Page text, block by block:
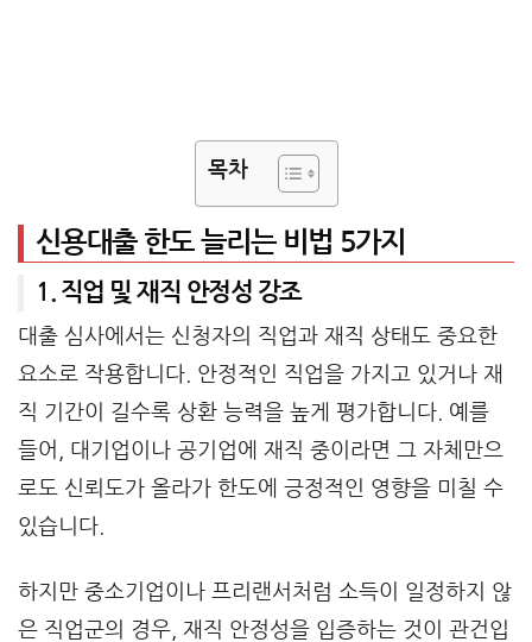
목차
신용대출 한도 늘리는 비법 5가지
1. 직업 및 재직 안정성 강조
대출 심사에서는 신청자의 직업과 재직 상태도 중요한
요소로 작용합니다. 안정적인 직업을 가지고 있거나 재
직 기간이 길수록 상환 능력을 높게 평가합니다. 예를
들어, 대기업이나 공기업에 재직 중이라면 그 자체만으
로도 신뢰도가 올라가 한도에 긍정적인 영향을 미칠 수
있습니다.
하지만 중소기업이나 프리랜서처럼 소득이 일정하지 않
은 직업군의 경우, 재직 안정성을 입증하는 것이 관건입